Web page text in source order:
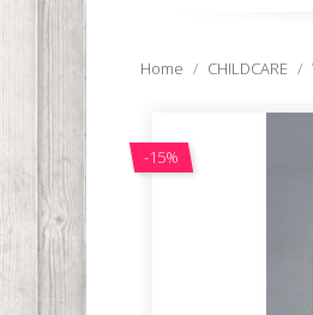
Home CHILDCARE
-15%